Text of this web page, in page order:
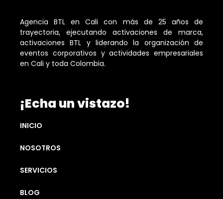
Agencia BTL en Cali con más de 25 años de
trayectoria, ejecutando activaciones de marca,
activaciones BTL y liderando la organización de
eventos corporativos y actividades empresariales
en Cali y toda Colombia.
¡Echa un vistazo!
INICIO
NOSOTROS
SERVICIOS
BLOG